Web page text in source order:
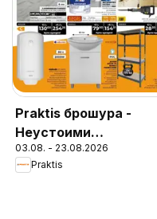
Praktis брошура -
Неустоими
предложения
03.08. - 23.08.2026
Praktis